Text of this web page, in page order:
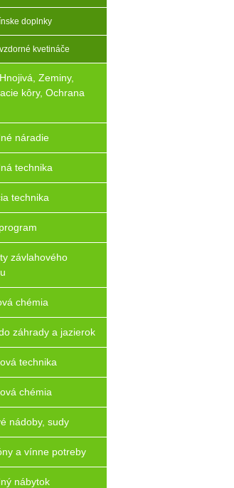
doplnky
kvetináče
Zeminy,
kôry, Ochrana
náradie
technika
technika
závlahového
chémia
záhrady a jazierok
technika
chémia
nádoby, sudy
a vínne potreby
nábytok